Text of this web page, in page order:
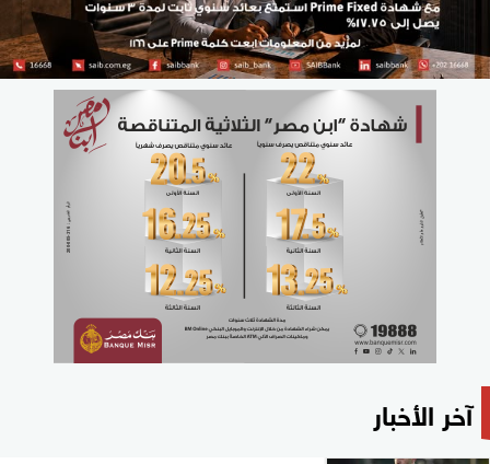
آخر الأخبار